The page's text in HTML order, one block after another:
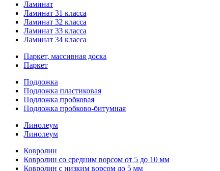
Ламинат
Ламинат 31 класса
Ламинат 32 класса
Ламинат 33 класса
Ламинат 34 класса
Паркет, массивная доска
Паркет
Подложка
Подложка пластиковая
Подложка пробковая
Подложка пробково-битумная
Линолеум
Линолеум
Ковролин
Ковролин со средним ворсом от 5 до 10 мм
Ковролин с низким ворсом до 5 мм